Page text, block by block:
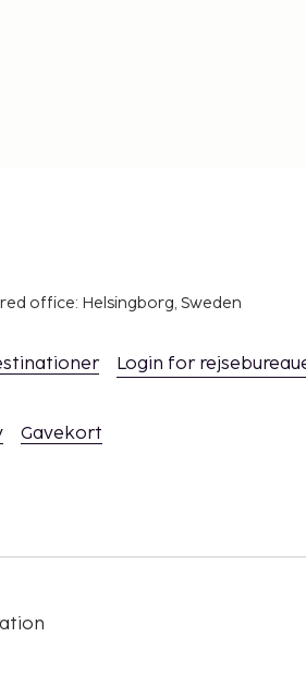
office: Helsingborg, Sweden
Login for
Gavekort